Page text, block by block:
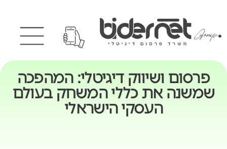
פרסום ושיווק דיגיטלי: המהפכה
שמשנה את כללי המשחק בעולם
העסקי הישראלי